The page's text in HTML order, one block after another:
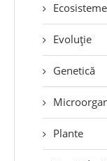
Ecosisteme
Evoluție
Genetică
Plante